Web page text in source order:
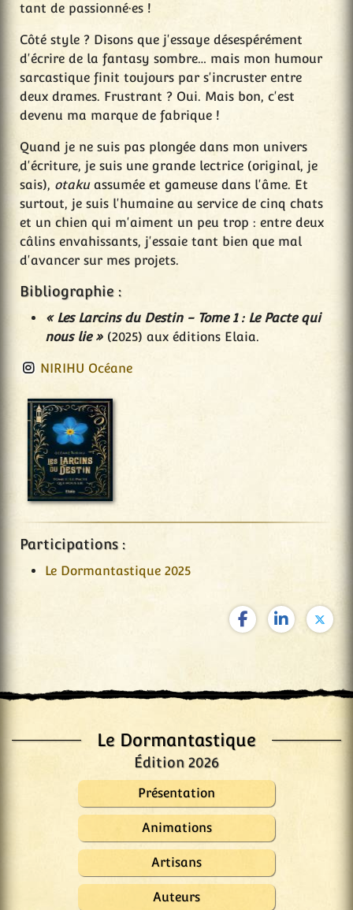
Le Dormantastique
Édition 2026
Présentation
Animations
Artisans
Auteurs
tant de passionné·es !
Côté style ? Disons que j'essaye désespérément
d'écrire de la fantasy sombre… mais mon humour
sarcastique finit toujours par s'incruster entre
deux drames. Frustrant ? Oui. Mais bon, c'est
devenu ma marque de fabrique !
Quand je ne suis pas plongée dans mon univers
d'écriture, je suis une grande lectrice (original, je
sais), otaku assumée et gameuse dans l'âme. Et
surtout, je suis l'humaine au service de cinq chats
et un chien qui m'aiment un peu trop : entre deux
câlins envahissants, j'essaie tant bien que mal
d'avancer sur mes projets.
Bibliographie :
« Les Larcins du Destin - Tome 1 : Le Pacte qui
nous lie » (2025) aux éditions Elaia.
NIRIHU Océane
Participations :
Le Dormantastique 2025